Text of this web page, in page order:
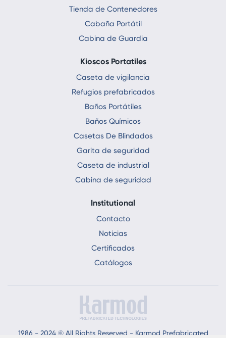
Tienda de Contenedores
Cabaña Portátil
Cabina de Guardia
Kioscos Portatiles
Caseta de vigilancia
Refugios prefabricados
Baños Portátiles
Baños Químicos
Casetas De Blindados
Garita de seguridad
Caseta de industrial
Cabina de seguridad
Institutional
Contacto
Noticias
Certificados
Catálogos
1986 - 2024 © All Rights Reserved - Karmod Prefabricated